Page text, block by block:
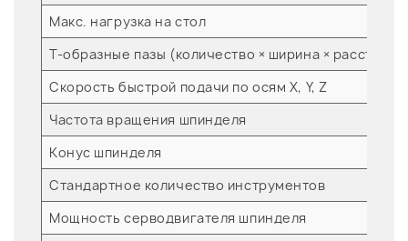
Макс. нагрузка на стол
Т-образные пазы (количество × ширина ×
Скорость быстрой подачи по осям X, Y, Z
Частота вращения шпинделя
Конус шпинделя
Стандартное количество инструментов
Мощность серводвигателя шпинделя